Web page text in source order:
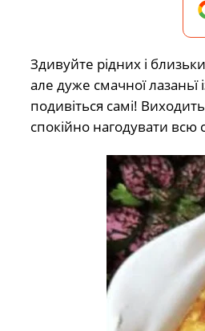
Здивуйте рідних і
але дуже смачної
подивіться самі!
спокійно нагодувати